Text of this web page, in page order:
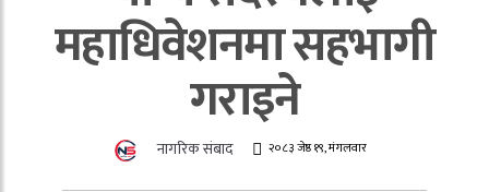
महाधिवेशनमा सहभागी
गराइने
नागरिक संबाद २०८३ जेष्ठ १९, मंगलवार